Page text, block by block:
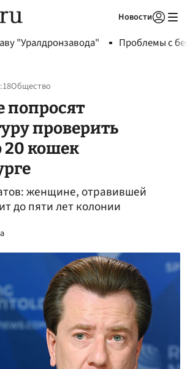
Новости
"Уралдронзавода" Проблемы с
Общество
попросят
проверить
20 кошек
женщине, отравившей
до пяти лет колонии